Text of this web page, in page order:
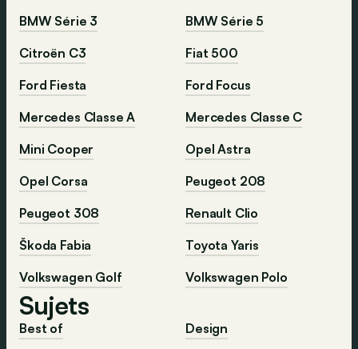
BMW Série 3
BMW Série 5
Citroën C3
Fiat 500
Ford Fiesta
Ford Focus
Mercedes Classe A
Mercedes Classe C
Mini Cooper
Opel Astra
Opel Corsa
Peugeot 208
Peugeot 308
Renault Clio
Škoda Fabia
Toyota Yaris
Volkswagen Golf
Volkswagen Polo
Sujets
Best of
Design